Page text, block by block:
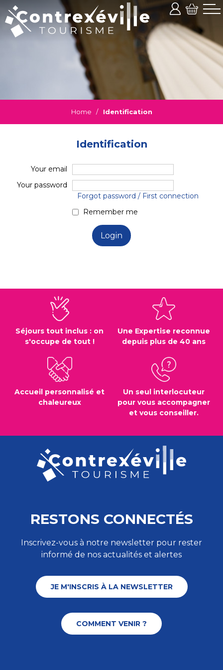
Home / Identification
Identification
Your email
Your password
Forgot password / First connection
Remember me
Séjours tout inclus : on
s'occupe de tout !
Une Expertise reconnue
depuis plus de 40 ans
Accueil personnalisé et
chaleureux
Un seul interlocuteur
pour vous accompagner
et vous conseiller.
RESTONS CONNECTÉS
Inscrivez-vous à notre newsletter pour rester
informé de nos actualités et alertes
JE M'INSCRIS À LA NEWSLETTER
COMMENT VENIR ?